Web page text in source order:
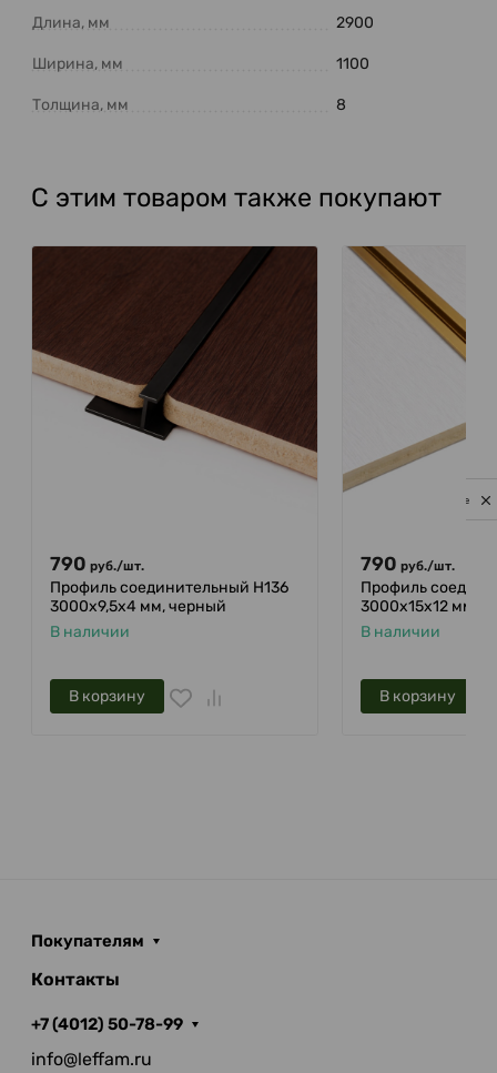
Длина, мм 2900
Ширина, мм 1100
Толщина, мм 8
С этим товаром также покупают
790 руб./шт.
Профиль соединительный H136
3000х9,5х4 мм, черный
В наличии
В корзину
790 руб./шт.
Профиль
3000х15х12 мм,
В наличии
В корзину
Покупателям
Контакты
+7 (4012) 50-78-99
info@leffam.ru
Privacy notice